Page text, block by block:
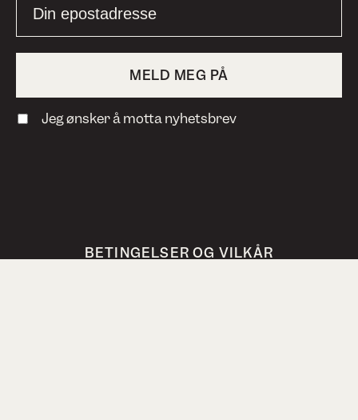
Jeg ønsker å motta nyhetsbrev
BETINGELSER OG VILKÅR